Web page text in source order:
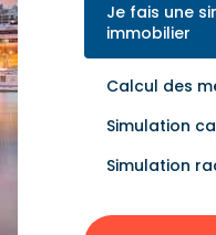
Je fais une
immobilier
Calcul des
Simulation
Simulation